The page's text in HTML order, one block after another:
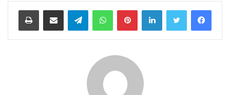
فيسبوك تويتر لينكدإن بينتيريستواتساب تيلقرام مشاركة عبر البريد طباعة